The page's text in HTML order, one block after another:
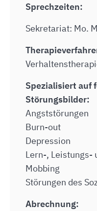
Sprechzeiten:
Sekretariat: Mo.
Spezialisiert auf
Störungsbilder:
Angststörungen
Burn-out
Depression
Lern-, Leistungs-
Mobbing
Störungen des
Abrechnung: